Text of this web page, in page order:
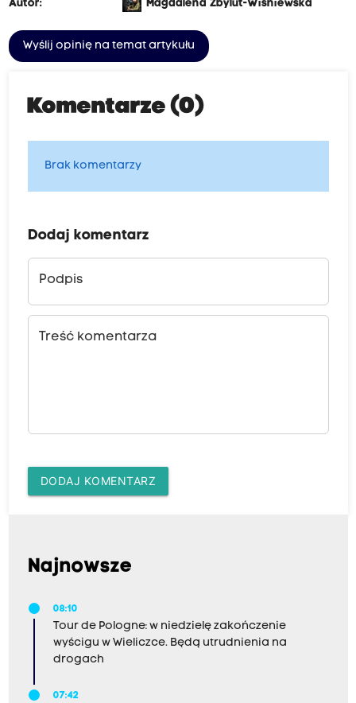
Autor: Magdalena Zbylut-Wiśniewska
Wyślij opinię na temat artykułu
Komentarze (0)
Brak komentarzy
Dodaj komentarz
Podpis
Treść komentarza
DODAJ KOMENTARZ
Najnowsze
08:10
Tour de Pologne: w niedzielę zakończenie
wyścigu w Wieliczce. Będą utrudnienia na
drogach
07:42